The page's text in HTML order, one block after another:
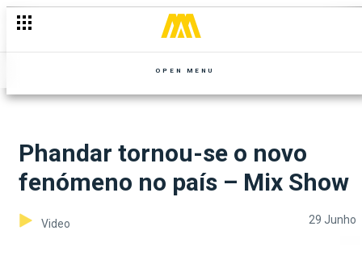
OPEN MENU
Phandar tornou-se o novo
fenómeno no país – Mix Show
Video 29 Junho